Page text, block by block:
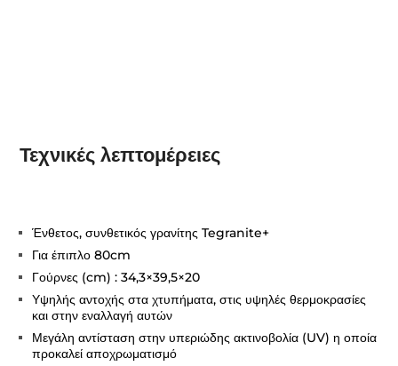
Τεχνικές λεπτομέρειες
Ένθετος, συνθετικός γρανίτης Tegranite+
Για έπιπλο 80cm
Γούρνες (cm) : 34,3×39,5×20
Υψηλής αντοχής στα χτυπήματα, στις υψηλές θερμοκρασίες
και στην εναλλαγή αυτών
Μεγάλη αντίσταση στην υπεριώδης ακτινοβολία (UV) η οποία
προκαλεί αποχρωματισμό